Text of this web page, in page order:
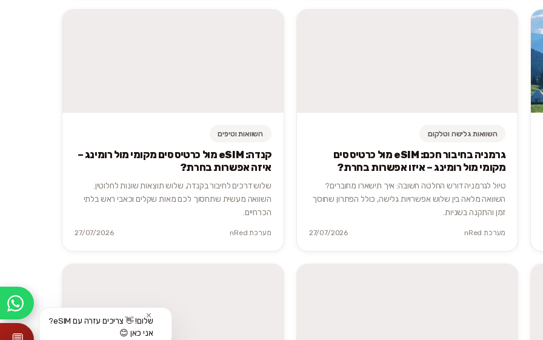
השוואות גלישה וטלקום
גרמניה בחיבור חכם: eSIM מול כרטיס סים
מקומי מול רומינג – איזו אפשרות בחרת?
טיול לגרמניה דורש החלטה חשובה: איך תישארו מחוברים?
השוואה מלאה בין שלוש אפשרויות גלישה, כולל הפתרון שחוסך
זמן והתקנה בשניות.
מערכת nRed 27/07/2026
השוואות וטיפים
קנדה: eSIM מול כרטיס סים מקומי מול רומינג –
איזה אפשרות בחרת?
שלוש דרכים לחיבור בקנדה, שלוש תוצאות שונות לחלוטין.
השוואה מעשית שתחסוך לכם מאות שקלים וכאבי ראש בלתי
הכרחיים.
מערכת nRed 27/07/2026
✕
שלום! 👋 צריכים עזרה עם eSIM?
אני כאן 😊